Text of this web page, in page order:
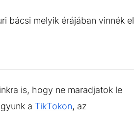
bácsi melyik érájában vinnék el
is, hogy ne maradjatok le
a TikTokon, az